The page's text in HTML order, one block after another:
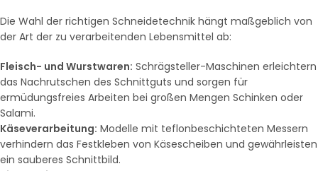
Die Wahl der richtigen Schneidetechnik hängt maßgeblich von
der Art der zu verarbeitenden Lebensmittel ab:
Fleisch- und Wurstwaren: Schrägsteller-Maschinen erleichtern
das Nachrutschen des Schnittguts und sorgen für
ermüdungsfreies Arbeiten bei großen Mengen Schinken oder
Salami.
Käseverarbeitung: Modelle mit teflonbeschichteten Messern
verhindern das Festkleben von Käsescheiben und gewährleisten
ein sauberes Schnittbild.